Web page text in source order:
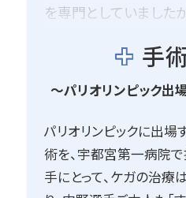
を専門としていました
療に特化するようにな
崎にいた選手との出会
Q2. 特に印象に残ってい
すか？
手
〜パリオリンピック出
パリオリンピックに出
術を、宇都宮第一病院
手にとって、ケガの治